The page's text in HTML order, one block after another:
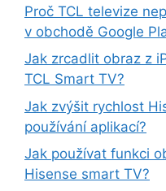
Proč TCL televize
v obchodě Google
Jak zrcadlit obraz z
TCL Smart TV?
Jak zvýšit rychlost
používání aplikací?
Jak používat funkci
Hisense smart TV?